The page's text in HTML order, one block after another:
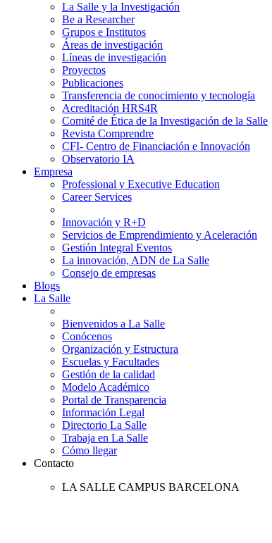
La Salle y la Investigación
Be a Researcher
Grupos e Institutos
Áreas de investigación
Líneas de investigación
Proyectos
Publicaciones
Transferencia de conocimiento y tecnología
Acreditación HRS4R
Comité de Ética de la Investigación de la Salle
Revista Comprendre
CFI- Centro de Financiación e Innovación
Observatorio IA
Empresa
Professional y Executive Education
Career Services
Innovación y R+D
Servicios de Emprendimiento y Aceleración
Gestión Integral Eventos
La innovación, ADN de La Salle
Consejo de empresas
Blogs
La Salle
Bienvenidos a La Salle
Conócenos
Organización y Estructura
Escuelas y Facultades
Gestión de la calidad
Modelo Académico
Portal de Transparencia
Información Legal
Directorio La Salle
Trabaja en La Salle
Cómo llegar
Contacto
LA SALLE CAMPUS BARCELONA